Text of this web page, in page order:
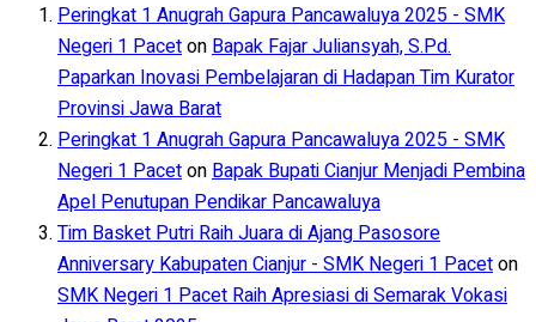
Peringkat 1 Anugrah Gapura Pancawaluya 2025 - SMK
Negeri 1 PacetonBapak Fajar Juliansyah, S.Pd.
Paparkan Inovasi Pembelajaran di Hadapan Tim Kurator
Provinsi Jawa Barat
Peringkat 1 Anugrah Gapura Pancawaluya 2025 - SMK
Negeri 1 PacetonBapak Bupati Cianjur Menjadi Pembina
Apel Penutupan Pendikar Pancawaluya
Tim Basket Putri Raih Juara di Ajang Pasosore
Anniversary Kabupaten Cianjur - SMK Negeri 1 Paceton
SMK Negeri 1 Pacet Raih Apresiasi di Semarak Vokasi